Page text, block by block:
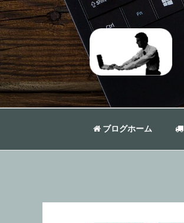
コ
ン
テ
ン
ツ
へ
ス
キ
ブログホーム